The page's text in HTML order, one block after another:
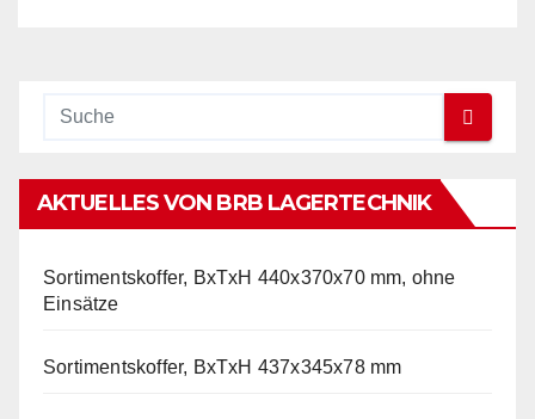
AKTUELLES VON BRB LAGERTECHNIK
Sortimentskoffer, BxTxH 440x370x70 mm, ohne
Einsätze
Sortimentskoffer, BxTxH 437x345x78 mm